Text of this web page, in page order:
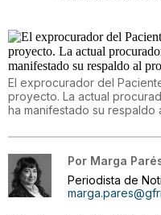
El exprocurador del
proyecto. La actual
ha manifestado su respaldo
Por Marga
Periodista de